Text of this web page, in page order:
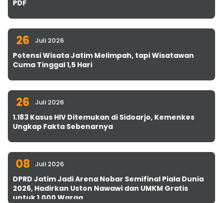
PDF
26 Juli 2026
Potensi Wisata Jatim Melimpah, tapi Wisatawan
Cuma Tinggal 1,5 Hari
26 Juli 2026
1.183 Kasus HIV Ditemukan di Sidoarjo, Kemenkes
Ungkap Fakta Sebenarnya
08 Juli 2026
DPRD Jatim Jadi Arena Nobar Semifinal Piala Dunia
2026, Hadirkan Uston Nawawi dan UMKM Gratis
untuk 1.000 Warga